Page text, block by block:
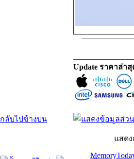
Update ราคาล่า
กลับไปข้างบน
แสด